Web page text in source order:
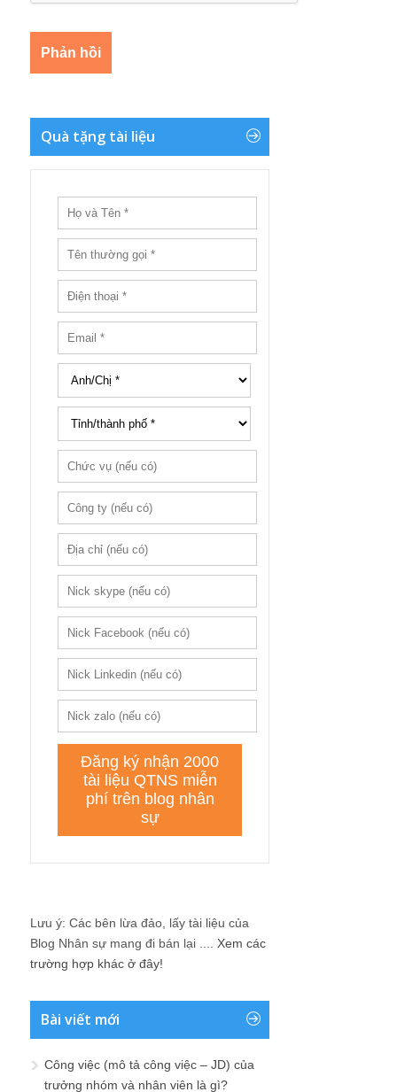
Quà tặng tài liệu
Lưu ý: Các bên lừa đảo, lấy tài liệu của
Blog Nhân sự mang đi bán lại .... Xem các
trường hợp khác ở đây!
Bài viết mới
Công việc (mô tả công việc – JD) của
trưởng nhóm và nhân viên là gì?